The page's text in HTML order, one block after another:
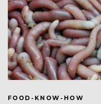
FOOD-KNOW-HOW